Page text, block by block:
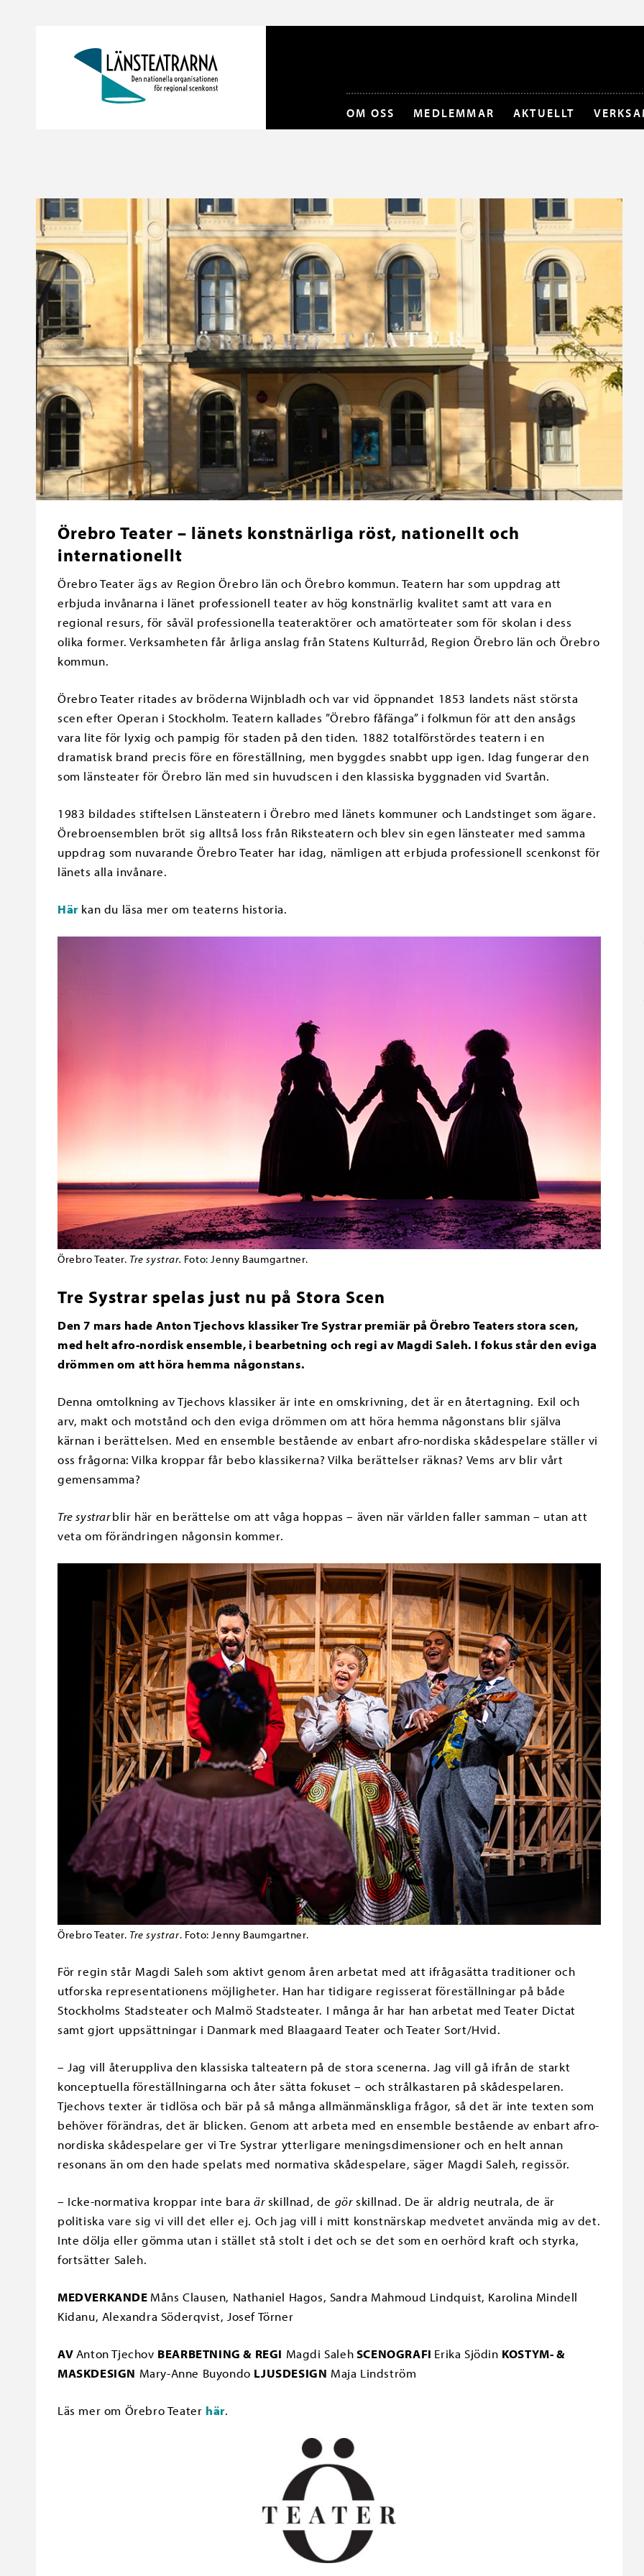
OM OSS MEDLEMMAR AKTUELLT
Örebro Teater – länets konstnärliga röst, nationellt och
internationellt
Örebro Teater ägs av Region Örebro län och Örebro kommun. Teatern har som uppdrag att
erbjuda invånarna i länet professionell teater av hög konstnärlig kvalitet samt att vara en
regional resurs, för såväl professionella teateraktörer och amatörteater som för skolan i dess
olika former. Verksamheten får årliga anslag från Statens Kulturråd, Region Örebro län och Örebro
kommun.
Örebro Teater ritades av bröderna Wijnbladh och var vid öppnandet 1853 landets näst största
scen efter Operan i Stockholm. Teatern kallades ”Örebro fåfänga” i folkmun för att den ansågs
vara lite för lyxig och pampig för staden på den tiden. 1882 totalförstördes teatern i en
dramatisk brand precis före en föreställning, men byggdes snabbt upp igen. Idag fungerar den
som länsteater för Örebro län med sin huvudscen i den klassiska byggnaden vid Svartån.
1983 bildades stiftelsen Länsteatern i Örebro med länets kommuner och Landstinget som ägare.
Örebroensemblen bröt sig alltså loss från Riksteatern och blev sin egen länsteater med samma
uppdrag som nuvarande Örebro Teater har idag, nämligen att erbjuda professionell scenkonst för
länets alla invånare.
Härkan du läsa mer om teaterns historia.
Örebro Teater. Tre systrar. Foto: Jenny Baumgartner.
Tre Systrar spelas just nu på Stora Scen
Den 7 mars hade Anton Tjechovs klassiker Tre Systrar premiär på Örebro Teaters stora scen,
med helt afro-nordisk ensemble, i bearbetning och regi av Magdi Saleh. I fokus står den eviga
drömmen om att höra hemma någonstans.
Denna omtolkning av Tjechovs klassiker är inte en omskrivning, det är en återtagning. Exil och
arv, makt och motstånd och den eviga drömmen om att höra hemma någonstans blir själva
kärnan i berättelsen. Med en ensemble bestående av enbart afro-nordiska skådespelare ställer vi
oss frågorna: Vilka kroppar får bebo klassikerna? Vilka berättelser räknas? Vems arv blir vårt
gemensamma?
Tre systrarblir här en berättelse om att våga hoppas – även när världen faller samman – utan att
veta om förändringen någonsin kommer.
Örebro Teater. Tre systrar. Foto: Jenny Baumgartner.
För regin står Magdi Saleh som aktivt genom åren arbetat med att ifrågasätta traditioner och
utforska representationens möjligheter. Han har tidigare regisserat föreställningar på både
Stockholms Stadsteater och Malmö Stadsteater. I många år har han arbetat med Teater Dictat
samt gjort uppsättningar i Danmark med Blaagaard Teater och Teater Sort/Hvid.
– Jag vill återuppliva den klassiska talteatern på de stora scenerna. Jag vill gå ifrån de starkt
konceptuella föreställningarna och åter sätta fokuset – och strålkastaren på skådespelaren.
Tjechovs texter är tidlösa och bär på så många allmänmänskliga frågor, så det är inte texten som
behöver förändras, det är blicken. Genom att arbeta med en ensemble bestående av enbart afro-
nordiska skådespelare ger vi Tre Systrar ytterligare meningsdimensioner och en helt annan
resonans än om den hade spelats med normativa skådespelare, säger Magdi Saleh, regissör.
– Icke-normativa kroppar inte bara ärskillnad, de görskillnad. De är aldrig neutrala, de är
politiska vare sig vi vill det eller ej. Och jag vill i mitt konstnärskap medvetet använda mig av det.
Inte dölja eller gömma utan i stället stå stolt i det och se det som en oerhörd kraft och styrka,
fortsätter Saleh.
MEDVERKANDE Måns Clausen, Nathaniel Hagos, Sandra Mahmoud Lindquist, Karolina Mindell
Kidanu, Alexandra Söderqvist, Josef Törner
AVAnton Tjechov BEARBETNING & REGI Magdi SalehSCENOGRAFI Erika Sjödin KOSTYM- &
MASKDESIGN Mary-Anne Buyondo LJUSDESIGN Maja Lindström
Läs mer om Örebro Teater här.